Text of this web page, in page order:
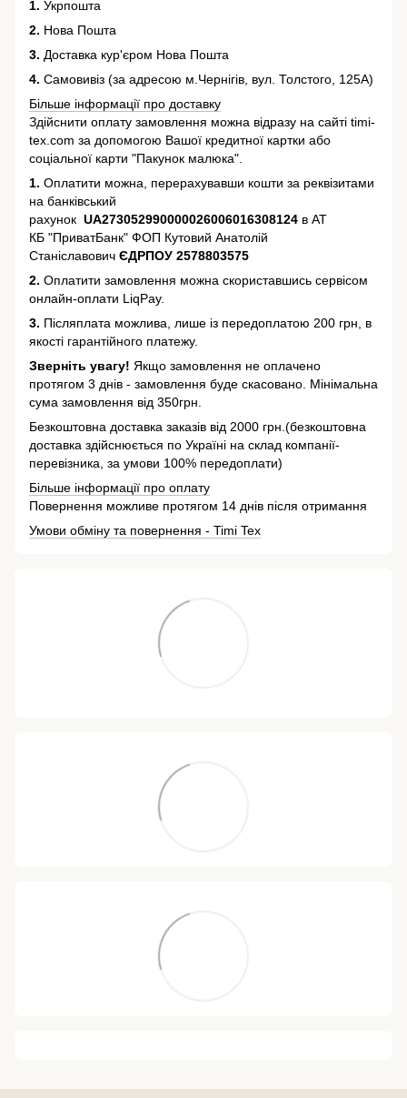
1. Укрпошта
2. Нова Пошта
3. Доставка кур'єром Нова Пошта
4. Самовивіз (за адресою м.Чернігів, вул. Толстого, 125А)
Більше інформації про доставку
Здійснити оплату замовлення можна відразу на сайті timi-
tex.com за допомогою Вашої кредитної картки або
соціальної карти "Пакунок малюка".
1. Оплатити можна, перерахувавши кошти за реквізитами
на банківський
рахунок UA273052990000026006016308124 в АТ
КБ "ПриватБанк" ФОП Кутовий Анатолій
Станіславович ЄДРПОУ 2578803575
2. Оплатити замовлення можна скориставшись сервісом
онлайн-оплати LiqPay.
3. Післяплата можлива, лише із передоплатою 200 грн, в
якості гарантійного платежу.
Зверніть увагу! Якщо замовлення не оплачено
протягом 3 днів - замовлення буде скасовано. Мінімальна
сума замовлення від 350грн.
Безкоштовна доставка заказів від 2000 грн.(безкоштовна
доставка здійснюється по Україні на склад компанії-
перевізника, за умови 100% передоплати)
Більше інформації про оплату
Повернення можливе протягом 14 днів після отримання
Умови обміну та повернення - Timi Tex